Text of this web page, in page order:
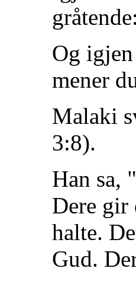
Og
mener
Malaki
3:8).
Han sa,
Dere gir
halte.
Gud.